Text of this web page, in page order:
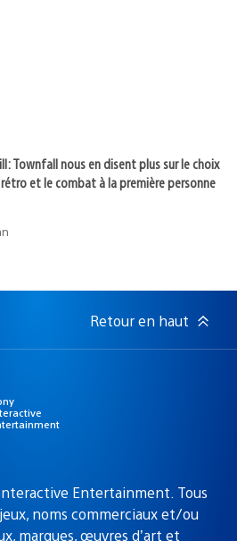
Townfall nous en disent plus sur le choix
et le combat à la première personne
Retour en haut
Entertainment. Tous
noms commerciaux et/ou
marques, œuvres d’art et